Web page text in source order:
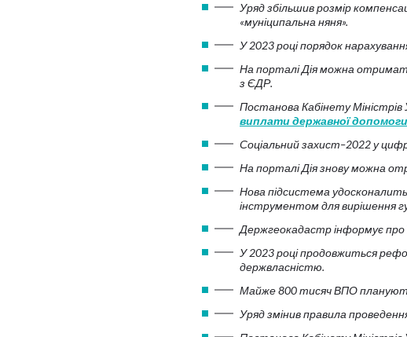
Уряд збільшив розмір
«муніципальна няня».
У 2023 році порядок
На порталі Дія можна
з ЄДР.
Постанова Кабінету Міністрів
виплати державної допомоги
Соціальний захист–2022 у
На порталі Дія знову можна
Нова підсистема
інструментом для вирішення
Держгеокадастр інформує про
У 2023 році продовжиться
держвласністю.
Майже 800 тисяч ВПО
Уряд змінив правила